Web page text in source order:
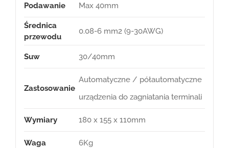
Podawanie Max 40mm
Średnica
przewodu
0.08-6 mm2 (9-30AWG)
Suw 30/40mm
Zastosowanie
Automatyczne / półautomatyczne
urządzenia do zagniatania terminali
Wymiary 180 x 155 x 110mm
Waga 6Kg